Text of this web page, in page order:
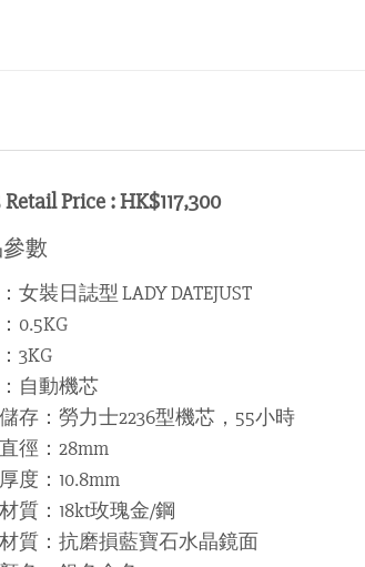
Retail Price : HK$117,300
數
女裝日誌型 LADY DATEJUST
0.5KG
3KG
自動機芯
存：勞力士2236型機芯，55小時
徑：28mm
度：10.8mm
質：18kt玫瑰金/鋼
質：抗磨損藍寶石水晶鏡面